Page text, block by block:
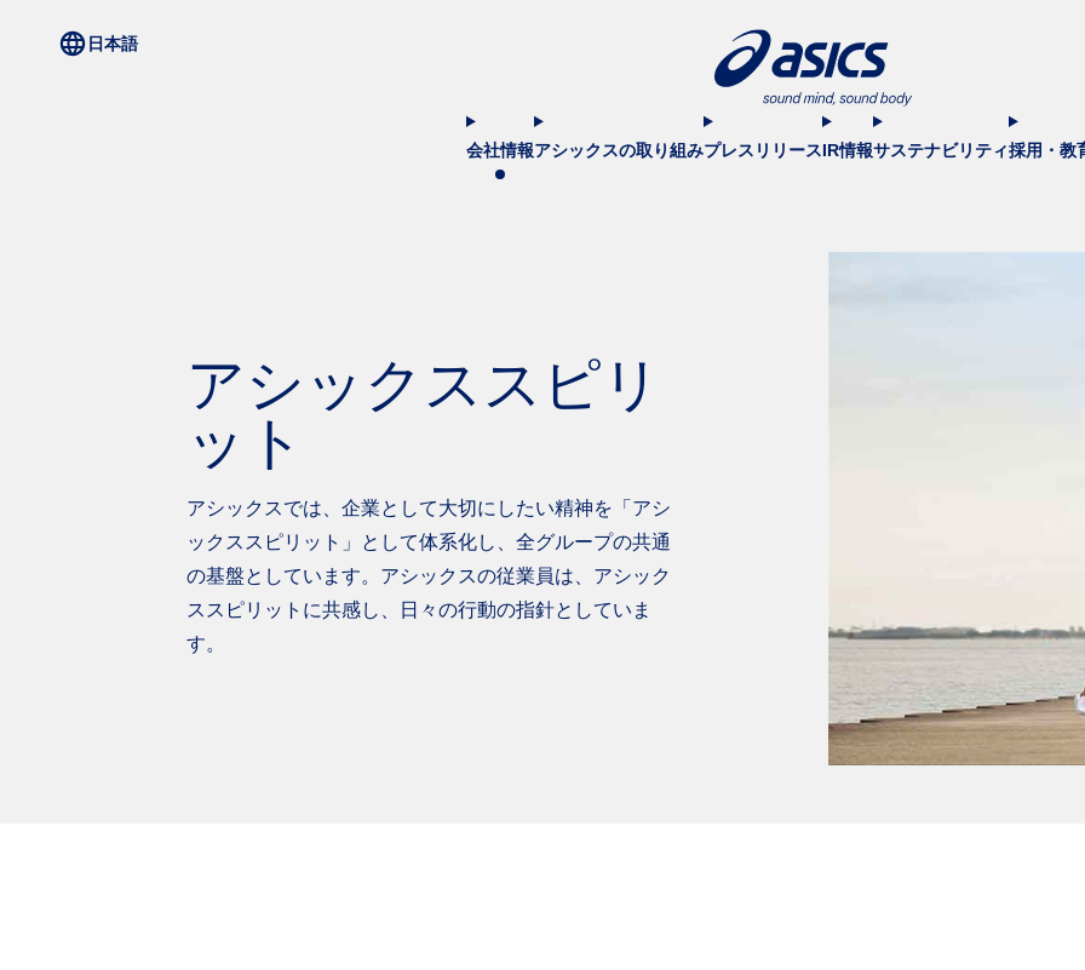
会社情報アシックスの取り組みプレスリリースIR情報サステナビリティ採用・教
アシックススピリ
ット
アシックスでは、企業として大切にしたい精神を「アシ
ックススピリット」として体系化し、全グループの共通
の基盤としています。アシックスの従業員は、アシック
ススピリットに共感し、日々の行動の指針としていま
す。